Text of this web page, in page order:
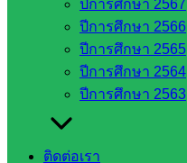
ปีการศึกษา 2567
ปีการศึกษา 2566
ปีการศึกษา 2565
ปีการศึกษา 2564
ปีการศึกษา 2563
ติดต่อเรา
กศน.สระแก้ว
เว็บไซต์
กลุ่มงาน